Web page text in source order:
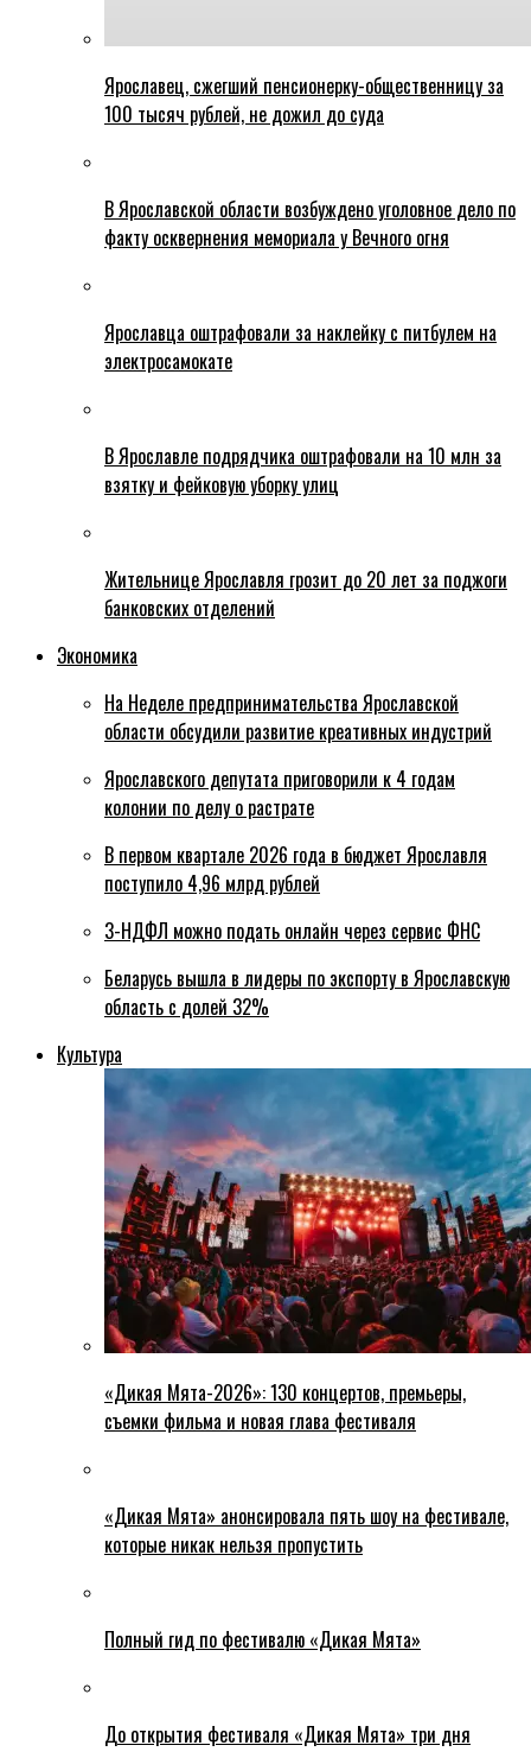
Ярославец, сжегший пенсионерку-общественницу за
100 тысяч рублей, не дожил до суда
В Ярославской области возбуждено уголовное дело по
факту осквернения мемориала у Вечного огня
Ярославца оштрафовали за наклейку с питбулем на
электросамокате
В Ярославле подрядчика оштрафовали на 10 млн за
взятку и фейковую уборку улиц
Жительнице Ярославля грозит до 20 лет за поджоги
банковских отделений
Экономика
На Неделе предпринимательства Ярославской
области обсудили развитие креативных индустрий
Ярославского депутата приговорили к 4 годам
колонии по делу о растрате
В первом квартале 2026 года в бюджет Ярославля
поступило 4,96 млрд рублей
3-НДФЛ можно подать онлайн через сервис ФНС
Беларусь вышла в лидеры по экспорту в Ярославскую
область с долей 32%
Культура
«Дикая Мята-2026»: 130 концертов, премьеры,
съемки фильма и новая глава фестиваля
«Дикая Мята» анонсировала пять шоу на фестивале,
которые никак нельзя пропустить
Полный гид по фестивалю «Дикая Мята»
До открытия фестиваля «Дикая Мята» три дня